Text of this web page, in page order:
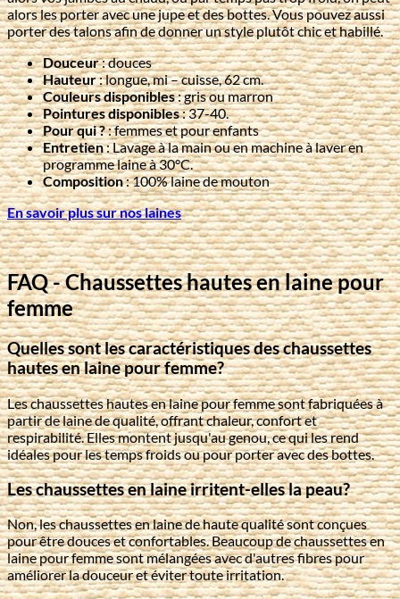
alors les porter avec une jupe et des bottes. Vous pouvez aussi
porter des talons afin de donner un style plutôt chic et habillé.
Douceur: douces
Hauteur: longue, mi – cuisse, 62 cm.
Couleurs disponibles: gris ou marron
Pointures disponibles: 37-40.
Pour qui ?: femmes et pour enfants
Entretien: Lavage à la main ou en machine à laver en
programme laine à 30°C.
Composition: 100% laine de mouton
En savoir plus sur nos laines
FAQ - Chaussettes hautes en laine pour
femme
Quelles sont les caractéristiques des chaussettes
hautes en laine pour femme?
Les chaussettes hautes en laine pour femme sont fabriquées à
partir de laine de qualité, offrant chaleur, confort et
respirabilité. Elles montent jusqu'au genou, ce qui les rend
idéales pour les temps froids ou pour porter avec des bottes.
Les chaussettes en laine irritent-elles la peau?
Non, les chaussettes en laine de haute qualité sont conçues
pour être douces et confortables. Beaucoup de chaussettes en
laine pour femme sont mélangées avec d'autres fibres pour
améliorer la douceur et éviter toute irritation.